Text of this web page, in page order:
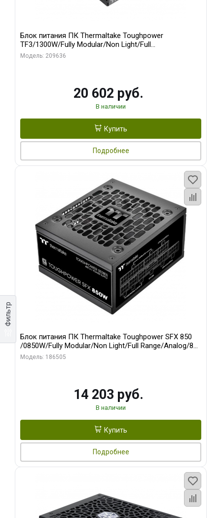
Фильтр
Блок питания ПК Thermaltake Toughpower
TF3/1300W/Fully Modular/Non Light/Full
Range/Analog/80 Plus Titanium/EU/100% JP CAP/All F
Модель: 209636
20 602 руб.
В наличии
Купить
Подробнее
Блок питания ПК Thermaltake Toughpower SFX 850
/0850W/Fully Modular/Non Light/Full Range/Analog/80
Plus Platinum/EU/100% JP CAP/All Flat Cables/Gen 5
Модель: 186505
14 203 руб.
В наличии
Купить
Подробнее